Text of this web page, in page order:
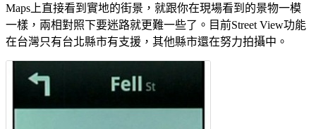
Maps上直接看到實地的街景，就跟你在現場看到的景物一模
一樣，兩相對照下要迷路就更難一些了。目前Street View功能
在台灣只有台北縣市有支援，其他縣市還在努力拍攝中。